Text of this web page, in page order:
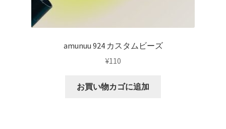
amunuu 924 カスタムビーズ
¥110
お買い物カゴに追加